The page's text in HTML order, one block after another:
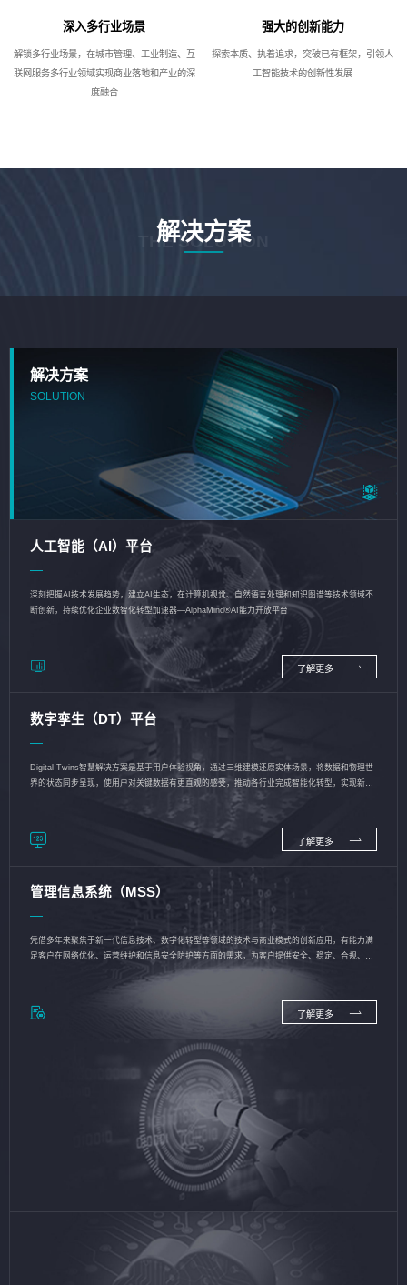
深入多行业场景
解锁多行业场景，在城市管理、工业制造、互
联网服务多行业领域实现商业落地和产业的深
度融合
强大的创新能力
探索本质、执着追求，突破已有框架，引领人
工智能技术的创新性发展
解决方案
THE SOLUTION
解决方案
SOLUTION
人工智能（AI）平台
深刻把握AI技术发展趋势，建立AI生态，在计算机视觉、自然语言处理和知识图谱等技术领域不
断创新，持续优化企业数智化转型加速器—AlphaMind®AI能力开放平台
了解更多
数字孪生（DT）平台
Digital Twins智慧解决方案是基于用户体验视角，通过三维建模还原实体场景，将数据和物理世
界的状态同步呈现，使用户对关键数据有更直观的感受，推动各行业完成智能化转型，实现新旧
了解更多
管理信息系统（MSS）
凭借多年来聚焦于新一代信息技术、数字化转型等领域的技术与商业模式的创新应用，有能力满
足客户在网络优化、运营维护和信息安全防护等方面的需求，为客户提供安全、稳定、合规、持
了解更多